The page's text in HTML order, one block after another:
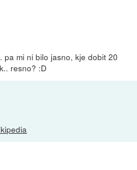
mi ni bilo jasno, kje dobit 20
resno? :D